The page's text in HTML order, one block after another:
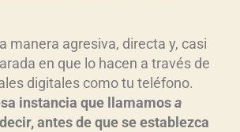
manera agresiva, directa y, casi
en que lo hacen a través de
digitales como tu teléfono.
instancia que llamamosa
antes de que se establezca